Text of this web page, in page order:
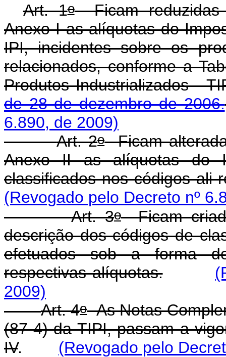
Art. 1oFicam reduzidas
Anexo I as alíquotas do
IPI, incidentes sobre os
relacionados, conforme a
Produtos Industrializados -
de 28 de dezembro de 2006.
6.890, de 2009)
Art. 2oFicam
Anexo II as alíquotas do
classificados nos códigos ali
(Revogado pelo Decreto nº
Art. 3oFicam
descrição dos códigos de
efetuados sob a forma
respectivas alíquotas.
2009)
Art. 4oAs Notas
(87-4) da TIPI, passam a
IV.
(Revogado pelo